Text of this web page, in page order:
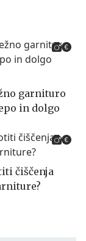
garnituro
in dolgo
čiščenja